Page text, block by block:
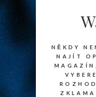
NĚKDY
NAJÍT